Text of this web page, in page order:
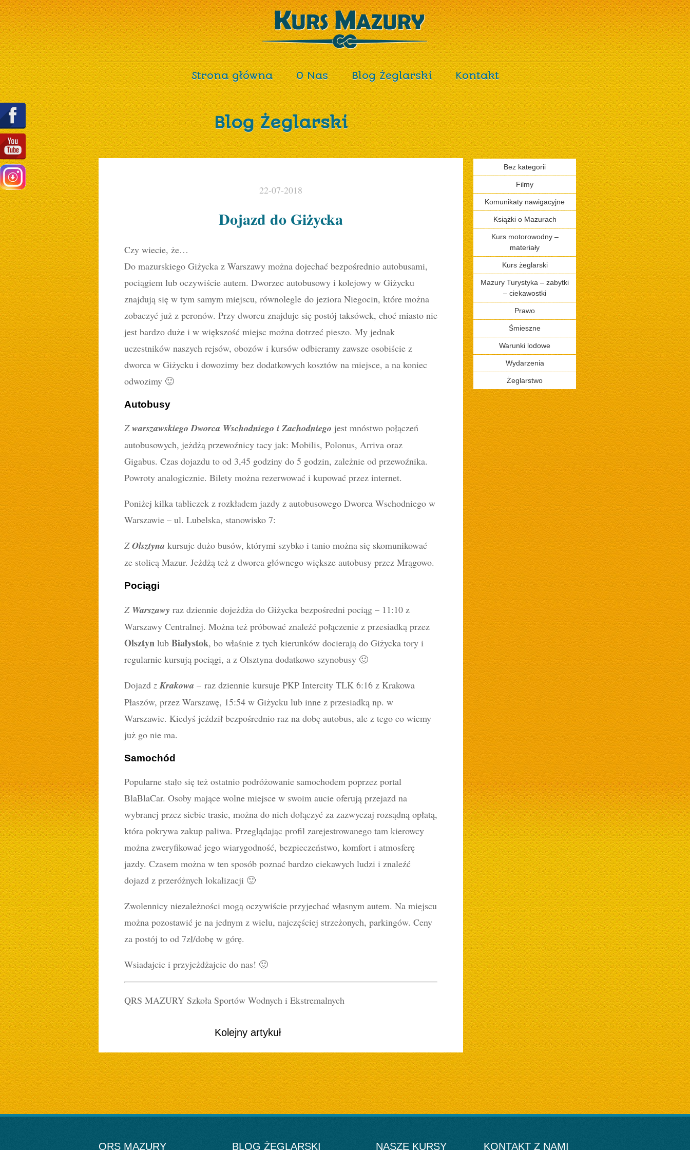
Strona główna O Nas Blog Żeglarski Kontakt
Blog Żeglarski
22-07-2018
Dojazd do Giżycka
Czy wiecie, że…
Do mazurskiego Giżycka z Warszawy można dojechać bezpośrednio autobusami,
pociągiem lub oczywiście autem. Dworzec autobusowy i kolejowy w Giżycku
znajdują się w tym samym miejscu, równolegle do jeziora Niegocin, które można
zobaczyć już z peronów. Przy dworcu znajduje się postój taksówek, choć miasto nie
jest bardzo duże i w większość miejsc można dotrzeć pieszo. My jednak
uczestników naszych rejsów, obozów i kursów odbieramy zawsze osobiście z
dworca w Giżycku i dowozimy bez dodatkowych kosztów na miejsce, a na koniec
odwozimy 🙂
Autobusy
Zwarszawskiego Dworca Wschodniego i Zachodniego jest mnóstwo połączeń
autobusowych, jeżdżą przewoźnicy tacy jak: Mobilis, Polonus, Arriva oraz
Gigabus. Czas dojazdu to od 3,45 godziny do 5 godzin, zależnie od przewoźnika.
Powroty analogicznie. Bilety można rezerwować i kupować przez internet.
Poniżej kilka tabliczek z rozkładem jazdy z autobusowego Dworca Wschodniego w
Warszawie – ul. Lubelska, stanowisko 7:
ZOlsztyna kursuje dużo busów, którymi szybko i tanio można się skomunikować
ze stolicą Mazur. Jeżdżą też z dworca głównego większe autobusy przez Mrągowo.
Pociągi
Z Warszawy raz dziennie dojeżdża do Giżycka bezpośredni pociąg – 11:10 z
Warszawy Centralnej. Można też próbować znaleźć połączenie z przesiadką przez
Olsztyn lub Białystok, bo właśnie z tych kierunków docierają do Giżycka tory i
regularnie kursują pociągi, a z Olsztyna dodatkowo szynobusy 🙂
Dojazd zKrakowa – raz dziennie kursuje PKP Intercity TLK 6:16 z Krakowa
Płaszów, przez Warszawę, 15:54 w Giżycku lub inne z przesiadką np. w
Warszawie. Kiedyś jeździł bezpośrednio raz na dobę autobus, ale z tego co wiemy
już go nie ma.
Samochód
Popularne stało się też ostatnio podróżowanie samochodem poprzez portal
BlaBlaCar. Osoby mające wolne miejsce w swoim aucie oferują przejazd na
wybranej przez siebie trasie, można do nich dołączyć za zazwyczaj rozsądną opłatą,
która pokrywa zakup paliwa. Przeglądając profil zarejestrowanego tam kierowcy
można zweryfikować jego wiarygodność, bezpieczeństwo, komfort i atmosferę
jazdy. Czasem można w ten sposób poznać bardzo ciekawych ludzi i znaleźć
dojazd z przeróżnych lokalizacji 🙂
Zwolennicy niezależności mogą oczywiście przyjechać własnym autem. Na miejscu
można pozostawić je na jednym z wielu, najczęściej strzeżonych, parkingów. Ceny
za postój to od 7zł/dobę w górę.
Wsiadajcie i przyjeżdżajcie do nas! 🙂
QRS MAZURY Szkoła Sportów Wodnych i Ekstremalnych
Kolejny artykuł
Bez kategorii
Filmy
Komunikaty nawigacyjne
Książki o Mazurach
Kurs motorowodny –
materiały
Kurs żeglarski
Mazury Turystyka – zabytki
– ciekawostki
Prawo
Śmieszne
Warunki lodowe
Wydarzenia
Żeglarstwo
QRS MAZURY BLOG ŻEGLARSKI NASZE KURSY KONTAKT Z NAMI